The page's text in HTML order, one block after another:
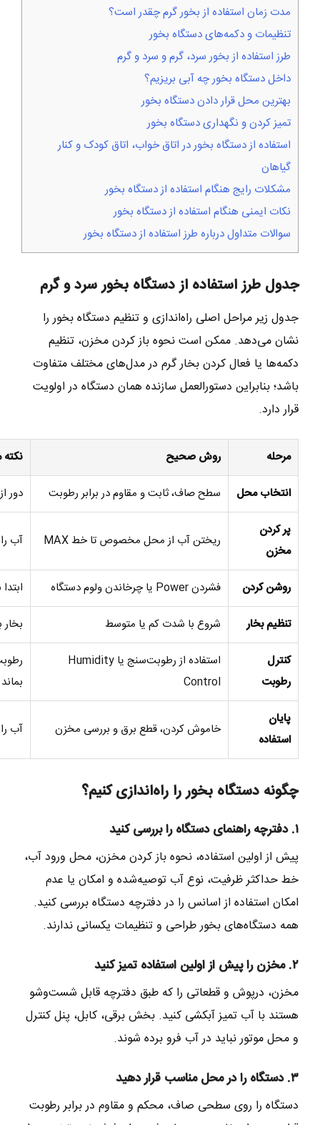
مدت زمان استفاده از بخور گرم چقدر است؟
تنظیمات و دکمه‌های دستگاه بخور
طرز استفاده از بخور سرد، گرم و سرد و گرم
داخل دستگاه بخور چه آبی بریزیم؟
بهترین محل قرار دادن دستگاه بخور
تمیز کردن و نگهداری دستگاه بخور
استفاده از دستگاه بخور در اتاق خواب، اتاق کودک و کنار
گیاهان
مشکلات رایج هنگام استفاده از دستگاه بخور
نکات ایمنی هنگام استفاده از دستگاه بخور
سوالات متداول درباره طرز استفاده از دستگاه بخور
جدول طرز استفاده از دستگاه بخور سرد و گرم
جدول زیر مراحل اصلی راه‌اندازی و تنظیم دستگاه بخور را
نشان می‌دهد. ممکن است نحوه باز کردن مخزن، تنظیم
دکمه‌ها یا فعال کردن بخار گرم در مدل‌های مختلف متفاوت
باشد؛ بنابراین دستورالعمل سازنده همان دستگاه در اولویت
قرار دارد.
مرحله روش صحیح
انتخاب محل سطح صاف، ثابت و مقاوم در برابر رطوبت دور
پر کردن
مخزن
ریختن آب از محل مخصوص تا خط MAX آب
روشن کردن فشردن Power یا چرخاندن ولوم دستگاه
تنظیم بخار شروع با شدت کم یا متوسط
کنترل
رطوبت
استفاده از رطوبت‌سنج یا Humidity
Control
بماند
پایان
استفاده
خاموش کردن، قطع برق و بررسی مخزن آب
چگونه دستگاه بخور را راه‌اندازی کنیم؟
۱. دفترچه راهنمای دستگاه را بررسی کنید
پیش از اولین استفاده، نحوه باز کردن مخزن، محل ورود آب،
خط حداکثر ظرفیت، نوع آب توصیه‌شده و امکان یا عدم
امکان استفاده از اسانس را در دفترچه دستگاه بررسی کنید.
همه دستگاه‌های بخور طراحی و تنظیمات یکسانی ندارند.
۲. مخزن را پیش از اولین استفاده تمیز کنید
مخزن، درپوش و قطعاتی را که طبق دفترچه قابل شست‌وشو
هستند با آب تمیز آبکشی کنید. بخش برقی، کابل، پنل کنترل
و محل موتور نباید در آب فرو برده شوند.
۳. دستگاه را در محل مناسب قرار دهید
دستگاه را روی سطحی صاف، محکم و مقاوم در برابر رطوبت